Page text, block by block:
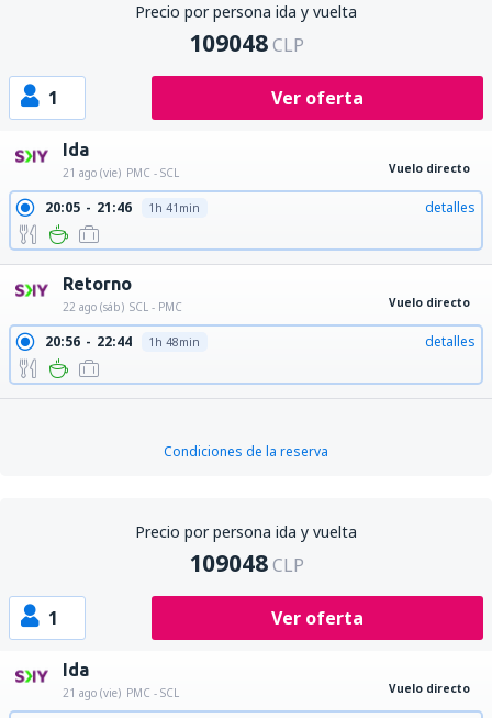
Precio por persona ida y vuelta
109048 CLP
1 Ver oferta
Ida
21 ago (vie) PMC - SCL Vuelo directo
20:05 21:46 1h 41min detalles
Retorno
22 ago (sáb) SCL - PMC Vuelo directo
20:56 22:44 1h 48min detalles
Condiciones de la reserva
Precio por persona ida y vuelta
109048 CLP
1 Ver oferta
Ida
21 ago (vie) PMC - SCL Vuelo directo